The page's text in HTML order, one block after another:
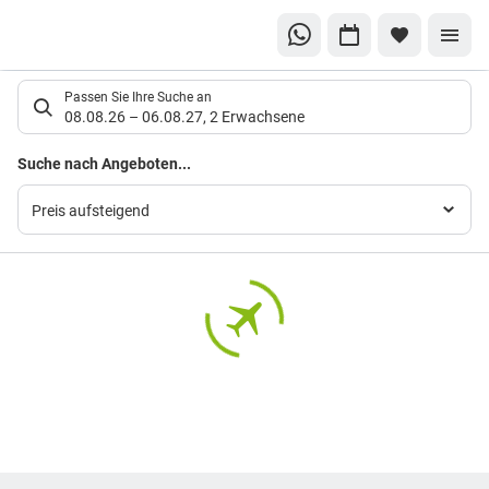
Suchlistenseite
Passen Sie Ihre Suche an
08.08.26 – 06.08.27, 2 Erwachsene
Suche nach Angeboten...
Preis aufsteigend